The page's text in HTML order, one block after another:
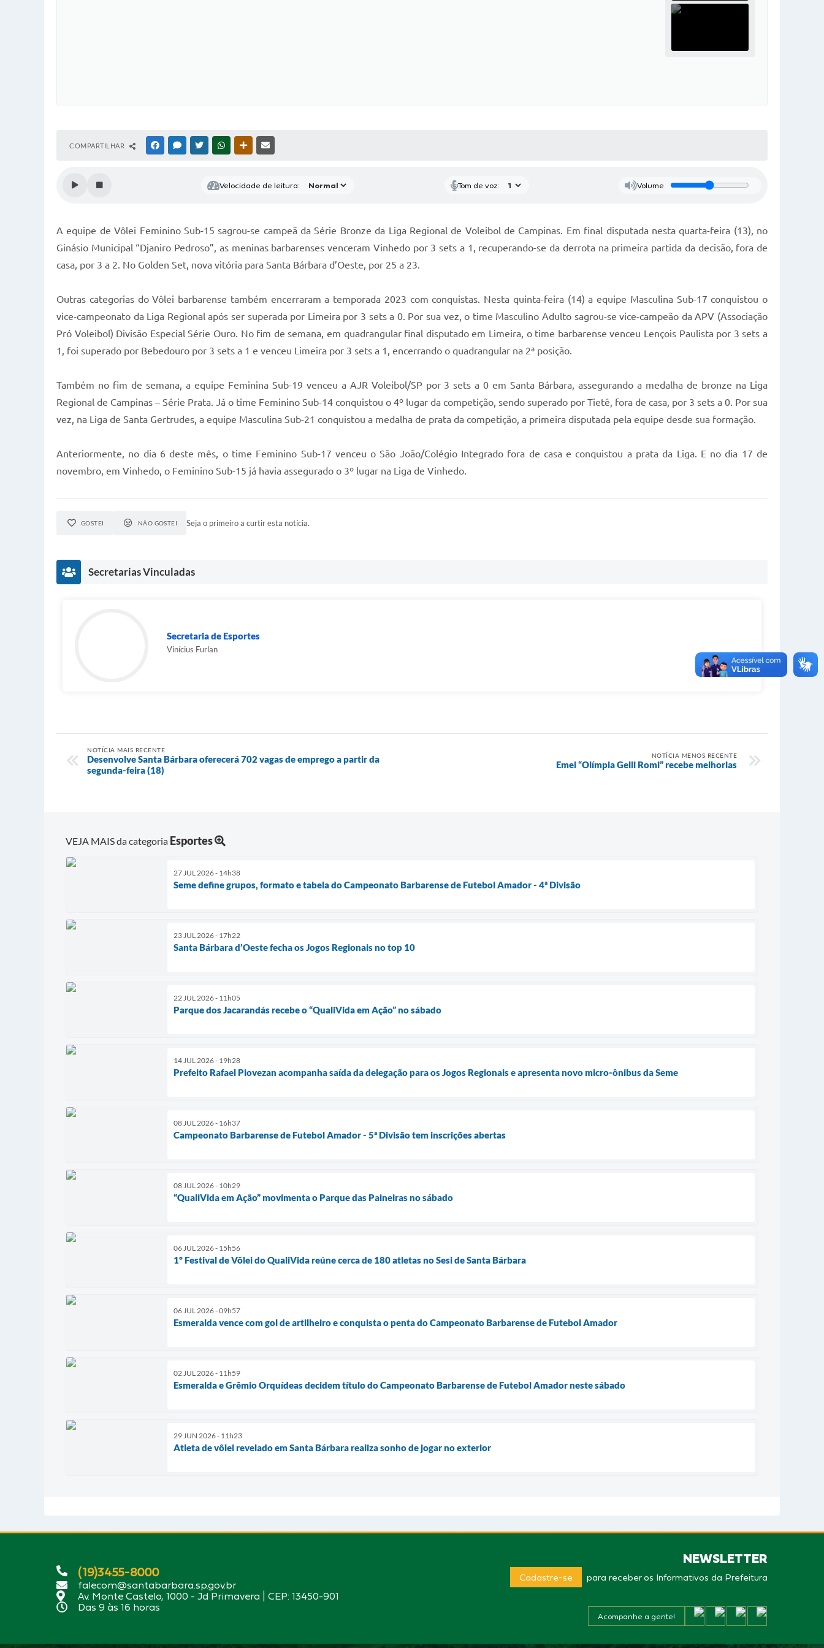
COMPARTILHAR FACEBOOKMESSENGER
TWITTERWHATSAPPOUTRAS MÍDIAS
Velocidade de leitura: Tom de voz: Volume
A equipe de Vôlei Feminino Sub-15 sagrou-se campeã da Série Bronze da Liga Regional de Voleibol de Campinas. Em final disputada nesta quarta-feira (13), no
Ginásio Municipal “Djaniro Pedroso”, as meninas barbarenses venceram Vinhedo por 3 sets a 1, recuperando-se da derrota na primeira partida da decisão, fora de
casa, por 3 a 2. No Golden Set, nova vitória para Santa Bárbara d’Oeste, por 25 a 23.
Outras categorias do Vôlei barbarense também encerraram a temporada 2023 com conquistas. Nesta quinta-feira (14) a equipe Masculina Sub-17 conquistou o
vice-campeonato da Liga Regional após ser superada por Limeira por 3 sets a 0. Por sua vez, o time Masculino Adulto sagrou-se vice-campeão da APV (Associação
Pró Voleibol) Divisão Especial Série Ouro. No fim de semana, em quadrangular final disputado em Limeira, o time barbarense venceu Lençois Paulista por 3 sets a
1, foi superado por Bebedouro por 3 sets a 1 e venceu Limeira por 3 sets a 1, encerrando o quadrangular na 2ª posição.
Também no fim de semana, a equipe Feminina Sub-19 venceu a AJR Voleibol/SP por 3 sets a 0 em Santa Bárbara, assegurando a medalha de bronze na Liga
Regional de Campinas – Série Prata. Já o time Feminino Sub-14 conquistou o 4º lugar da competição, sendo superado por Tietê, fora de casa, por 3 sets a 0. Por sua
vez, na Liga de Santa Gertrudes, a equipe Masculina Sub-21 conquistou a medalha de prata da competição, a primeira disputada pela equipe desde sua formação.
Anteriormente, no dia 6 deste mês, o time Feminino Sub-17 venceu o São João/Colégio Integrado fora de casa e conquistou a prata da Liga. E no dia 17 de
novembro, em Vinhedo, o Feminino Sub-15 já havia assegurado o 3º lugar na Liga de Vinhedo.
GOSTEI NÃO GOSTEI Seja o primeiro a curtir esta notícia.
Secretarias Vinculadas
Secretaria de Esportes
Vinícius Furlan
NOTÍCIA MAIS RECENTE
Desenvolve Santa Bárbara oferecerá 702 vagas de emprego a partir da
segunda-feira (18)
NOTÍCIA MENOS RECENTE
Emei “Olímpia Gelli Romi” recebe melhorias
VEJA MAIS da categoria Esportes
27 JUL 2026 - 14h38
Seme define grupos, formato e tabela do Campeonato Barbarense de Futebol Amador - 4ª Divisão
23 JUL 2026 - 17h22
Santa Bárbara d’Oeste fecha os Jogos Regionais no top 10
22 JUL 2026 - 11h05
Parque dos Jacarandás recebe o “QualiVida em Ação” no sábado
14 JUL 2026 - 19h28
Prefeito Rafael Piovezan acompanha saída da delegação para os Jogos Regionais e apresenta novo micro-ônibus da Seme
08 JUL 2026 - 16h37
Campeonato Barbarense de Futebol Amador - 5ª Divisão tem inscrições abertas
08 JUL 2026 - 10h29
“QualiVida em Ação” movimenta o Parque das Paineiras no sábado
06 JUL 2026 - 15h56
1º Festival de Vôlei do QualiVida reúne cerca de 180 atletas no Sesi de Santa Bárbara
06 JUL 2026 - 09h57
Esmeralda vence com gol de artilheiro e conquista o penta do Campeonato Barbarense de Futebol Amador
02 JUL 2026 - 11h59
Esmeralda e Grêmio Orquídeas decidem título do Campeonato Barbarense de Futebol Amador neste sábado
29 JUN 2026 - 11h23
Atleta de vôlei revelado em Santa Bárbara realiza sonho de jogar no exterior
(19)3455-8000
falecom@santabarbara.sp.gov.br
Av. Monte Castelo, 1000 - Jd Primavera | CEP: 13450-901
Das 9 às 16 horas
NEWSLETTER
Cadastre-se para receber os Informativos da Prefeitura
Acompanhe a gente!